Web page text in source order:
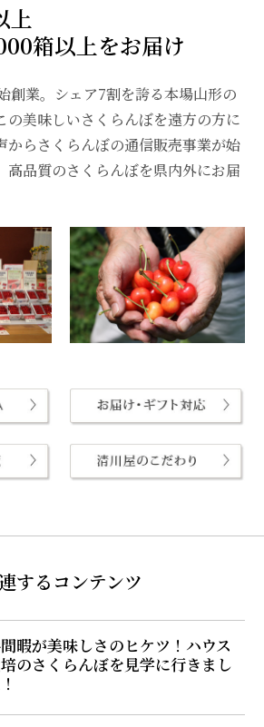
上
箱以上をお届け
創業。シェア7割を誇る本場山形の
の美味しいさくらんぼを遠方の方に
からさくらんぼの通信販売事業が始
高品質のさくらんぼを県内外にお届
するコンテンツ
暇が美味しさのヒケツ！ハウス
のさくらんぼを見学に行きまし